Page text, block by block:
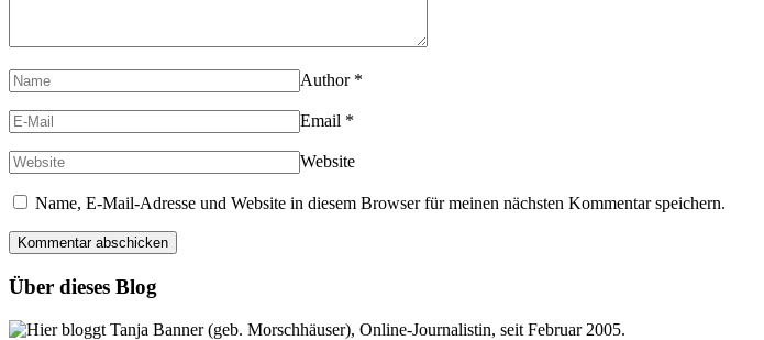
Author *
Email *
Website
Name, E-Mail-Adresse und Website in diesem Browser für meinen nächsten Kommentar speichern.
Über dieses Blog
Hier bloggt Tanja Banner (geb. Morschhäuser), Online-Journalistin, seit Februar 2005.